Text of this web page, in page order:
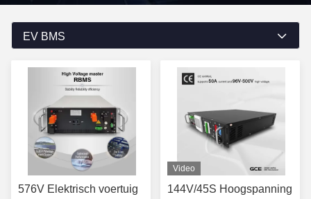
EV BMS
576V Elektrisch voertuig
Video
144V/45S Hoogspanning